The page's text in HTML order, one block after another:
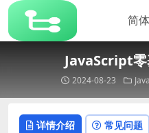
JavaScript
2024-08-23
详情介绍 常见问题